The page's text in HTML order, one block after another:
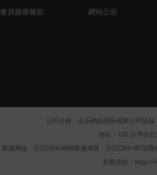
會員服務條款
網站公告
公司名稱：金石網絡股份有限公司 統編
地址：100 台灣台
客服專線：(02)2364-9989客服傳真：(02)2364-4672(專
客服信箱：https://